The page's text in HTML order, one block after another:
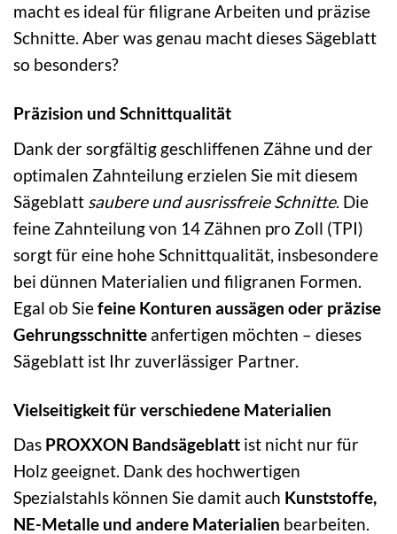
macht es ideal für filigrane Arbeiten und präzise
Schnitte. Aber was genau macht dieses Sägeblatt
so besonders?
Präzision und Schnittqualität
Dank der sorgfältig geschliffenen Zähne und der
optimalen Zahnteilung erzielen Sie mit diesem
Sägeblatt saubere und ausrissfreie Schnitte. Die
feine Zahnteilung von 14 Zähnen pro Zoll (TPI)
sorgt für eine hohe Schnittqualität, insbesondere
bei dünnen Materialien und filigranen Formen.
Egal ob Siefeine Konturen aussägen oder präzise
Gehrungsschnitte anfertigen möchten – dieses
Sägeblatt ist Ihr zuverlässiger Partner.
Vielseitigkeit für verschiedene Materialien
Das PROXXON Bandsägeblatt ist nicht nur für
Holz geeignet. Dank des hochwertigen
Spezialstahls können Sie damit auch Kunststoffe,
NE-Metalle und andere Materialien bearbeiten.